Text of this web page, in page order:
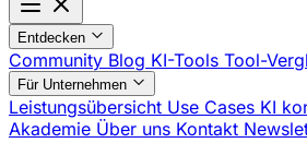
Entdecken
Community Blog KI-Tools Tool-
Für Unternehmen
Leistungsübersicht Use Cases KI
Akademie Über uns Kontakt